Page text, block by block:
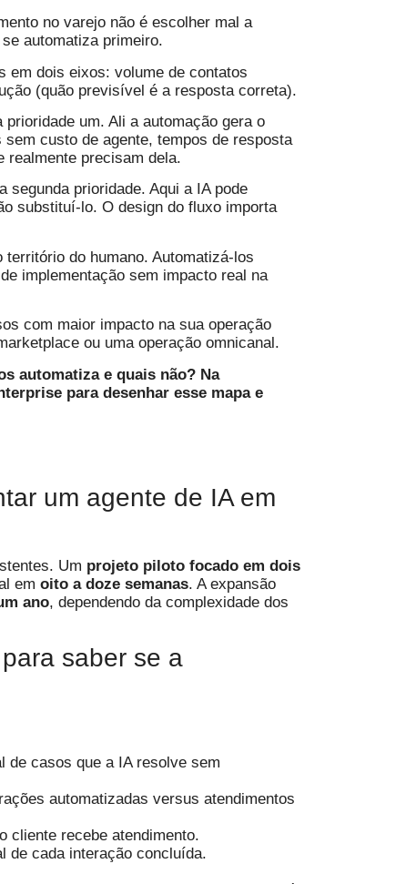
no varejo não é escolher mal a
automatiza primeiro.
em dois eixos: volume de contatos
(quão previsível é a resposta correta).
um. Ali a automação gera o
custo de agente, tempos de resposta
realmente precisam dela.
segunda prioridade. Aqui a IA pode
substituí-lo. O design do fluxo importa
do humano. Automatizá-los
implementação sem impacto real na
com maior impacto na sua operação
ou uma operação omnicanal.
automatiza e quais não? Na
para desenhar esse mapa e
um agente de IA em
Um projeto piloto focado em dois
em oito a doze semanas. A expansão
ano, dependendo da complexidade dos
saber se a
de casos que a IA resolve sem
automatizadas versus atendimentos
cliente recebe atendimento.
de cada interação concluída.